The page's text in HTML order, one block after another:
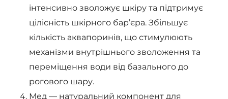
інтенсивно зволожує шкіру та підтримує
цілісність шкірного бар’єра. Збільшує
кількість аквапоринів, що стимулюють
механізми внутрішнього зволоження та
переміщення води від базального до
рогового шару.
Мед — натуральний компонент для